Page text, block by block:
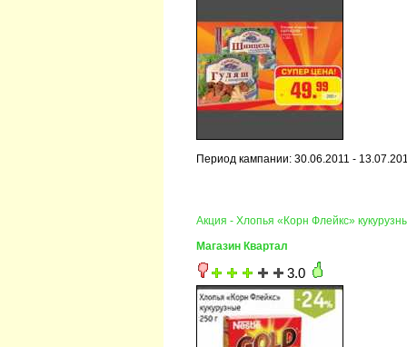
Период кампании: 30.06.2011 -
Акция - Хлопья «Корн Флейкс»
Магазин Квартал
3.0